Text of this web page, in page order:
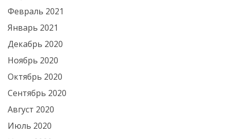
Февраль 2021
Январь 2021
Декабрь 2020
Ноябрь 2020
Октябрь 2020
Сентябрь 2020
Август 2020
Июль 2020